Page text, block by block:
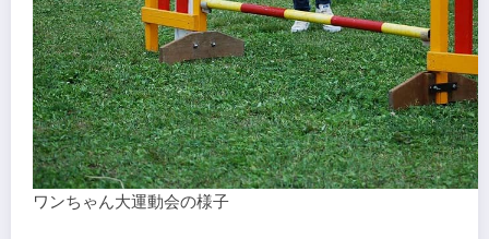
ワンちゃん大運動会の様子